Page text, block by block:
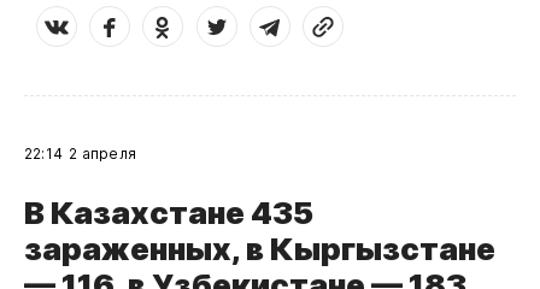
22:14 2 апреля
В Казахстане 435
зараженных, в Кыргызстане